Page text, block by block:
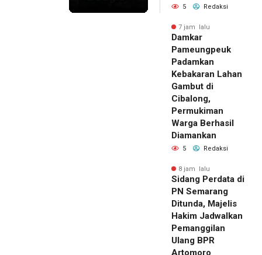
5 Redaksi
7 jam lalu
Damkar
Pameungpeuk
Padamkan
Kebakaran Lahan
Gambut di
Cibalong,
Permukiman
Warga Berhasil
Diamankan
5 Redaksi
8 jam lalu
Sidang Perdata di
PN Semarang
Ditunda, Majelis
Hakim Jadwalkan
Pemanggilan
Ulang BPR
Artomoro